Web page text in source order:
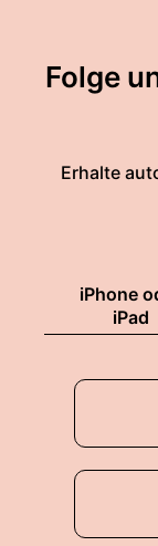
Folge
Erhalte
iPhone
iPad